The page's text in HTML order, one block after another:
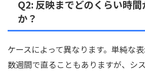
Q2: 反映までどのくらい時
か？
ケースによって異なります。単純な
数週間で直ることもありますが、シ